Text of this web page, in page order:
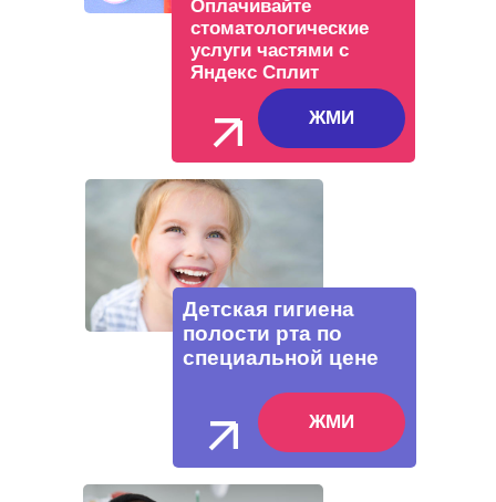
ЖМИ
ЖМИ
Детская гигиена
полости рта по
специальной цене
Оплачивайте
стоматологические
услуги частями с
Яндекс Сплит